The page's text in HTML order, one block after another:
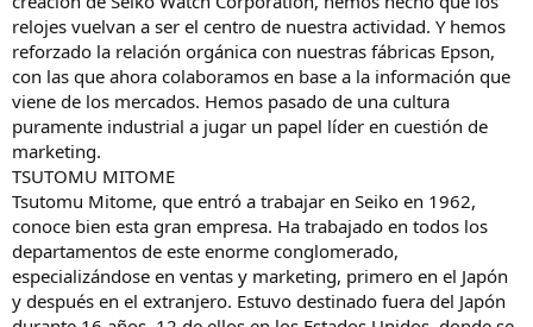
relojes vuelvan a ser el centro de nuestra actividad. Y hemos
reforzado la relación orgánica con nuestras fábricas Epson,
con las que ahora colaboramos en base a la información que
viene de los mercados. Hemos pasado de una cultura
puramente industrial a jugar un papel líder en cuestión de
marketing.
TSUTOMU MITOME
Tsutomu Mitome, que entró a trabajar en Seiko en 1962,
conoce bien esta gran empresa. Ha trabajado en todos los
departamentos de este enorme conglomerado,
especializándose en ventas y marketing, primero en el Japón
y después en el extranjero. Estuvo destinado fuera del Japón